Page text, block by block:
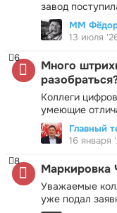
завод
ММ
13 июля
Много
Коллеги
умеющие
6
Главный
16 января
Маркировка
Уважаемые
уже подал
8